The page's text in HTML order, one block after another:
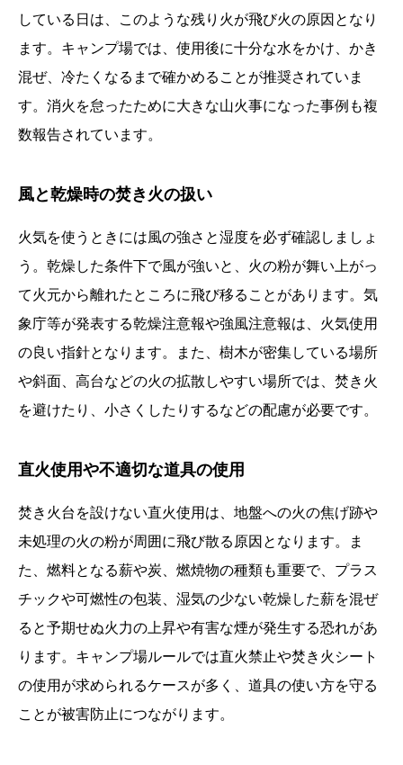
している日は、このような残り火が飛び火の原因となり
ます。キャンプ場では、使用後に十分な水をかけ、かき
混ぜ、冷たくなるまで確かめることが推奨されていま
す。消火を怠ったために大きな山火事になった事例も複
数報告されています。
風と乾燥時の焚き火の扱い
火気を使うときには風の強さと湿度を必ず確認しましょ
う。乾燥した条件下で風が強いと、火の粉が舞い上がっ
て火元から離れたところに飛び移ることがあります。気
象庁等が発表する乾燥注意報や強風注意報は、火気使用
の良い指針となります。また、樹木が密集している場所
や斜面、高台などの火の拡散しやすい場所では、焚き火
を避けたり、小さくしたりするなどの配慮が必要です。
直火使用や不適切な道具の使用
焚き火台を設けない直火使用は、地盤への火の焦げ跡や
未処理の火の粉が周囲に飛び散る原因となります。ま
た、燃料となる薪や炭、燃焼物の種類も重要で、プラス
チックや可燃性の包装、湿気の少ない乾燥した薪を混ぜ
ると予期せぬ火力の上昇や有害な煙が発生する恐れがあ
ります。キャンプ場ルールでは直火禁止や焚き火シート
の使用が求められるケースが多く、道具の使い方を守る
ことが被害防止につながります。